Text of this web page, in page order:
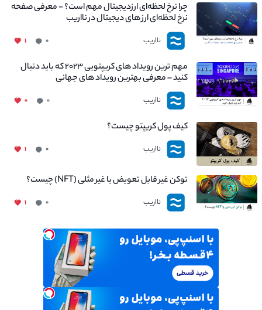
چرا نرخ لحظه‌ای ارزدیجیتال مهم است؟ - معرفی صفحه
نرخ لحظه‌ای ارز های دیجیتال در نااریب
نااریب ۰ ۱
مهم ترین رویداد های کریپتویی ۲۰۲۳ که باید دنبال
کنید – معرفی بهترین رویداد های جهانی
نااریب ۰ ۰
کیف پول کریپتو چیست؟
نااریب ۰ ۱
توکن غیر قابل تعویض یا غیر مثلی (NFT) چیست؟
نااریب ۰ ۱